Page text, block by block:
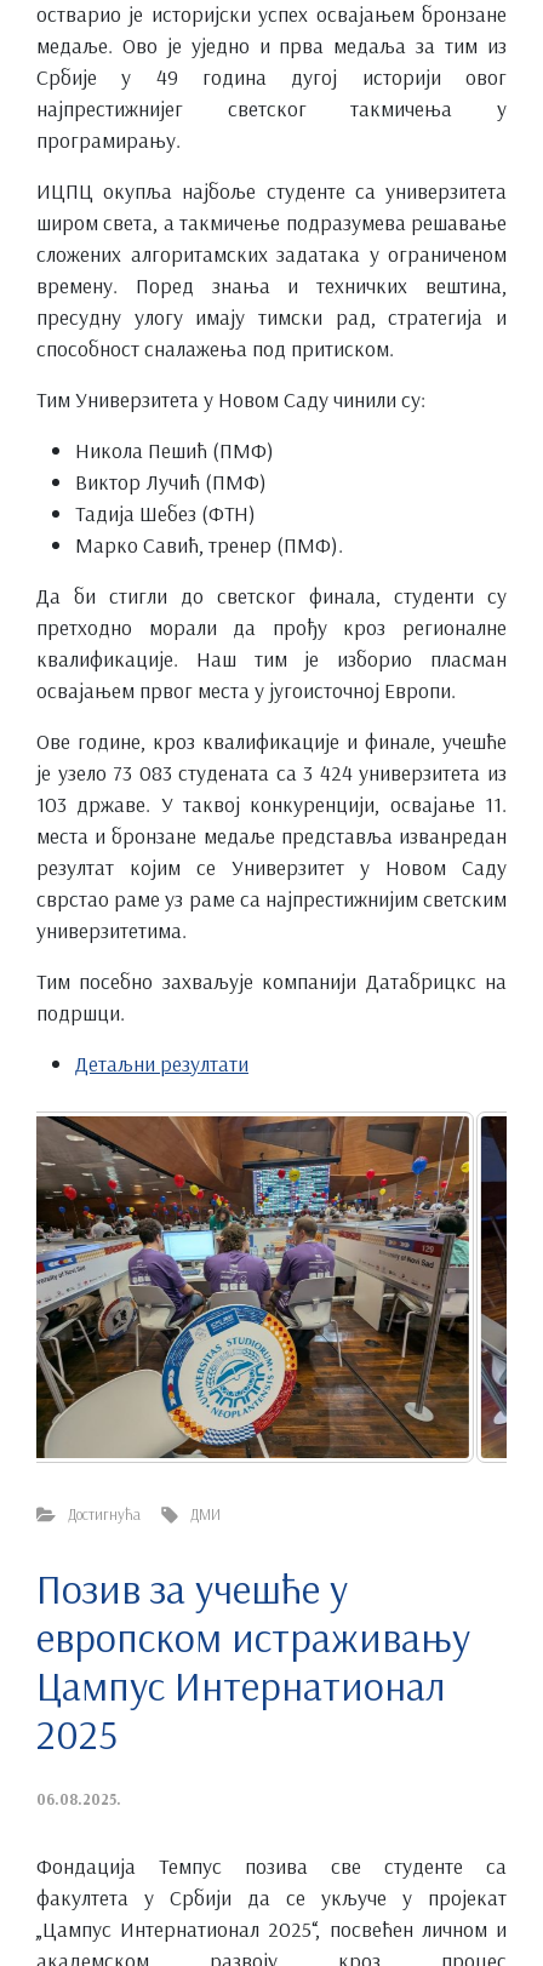
остварио је историјски успех освајањем бронзане
медаље. Ово је уједно и прва медаља за тим из
Србије у 49 година дугој историји овог
најпрестижнијег светског такмичења у
програмирању.
ИЦПЦ окупља најбоље студенте са универзитета
широм света, а такмичење подразумева решавање
сложених алгоритамских задатака у ограниченом
времену. Поред знања и техничких вештина,
пресудну улогу имају тимски рад, стратегија и
способност сналажења под притиском.
Тим Универзитета у Новом Саду чинили су:
Никола Пешић (ПМФ)
Виктор Лучић (ПМФ)
Тадија Шебез (ФТН)
Марко Савић, тренер (ПМФ).
Да би стигли до светског финала, студенти су
претходно морали да прођу кроз регионалне
квалификације. Наш тим је изборио пласман
освајањем првог места у југоисточној Европи.
Ове године, кроз квалификације и финале, учешће
је узело 73 083 студената са 3 424 универзитета из
103 државе. У таквој конкуренцији, освајање 11.
места и бронзане медаље представља изванредан
резултат којим се Универзитет у Новом Саду
сврстао раме уз раме са најпрестижнијим светским
универзитетима.
Тим посебно захваљује компанији Датабрицкс на
подршци.
Детаљни резултати
Достигнућа ДМИ
Позив за учешће у
европском истраживању
Цампус Интернатионал
2025
06.08.2025.
Фондација Темпус позива све студенте са
факултета у Србији да се укључе у пројекат
„Цампус Интернатионал 2025“, посвећен личном и
академском развоју кроз процес